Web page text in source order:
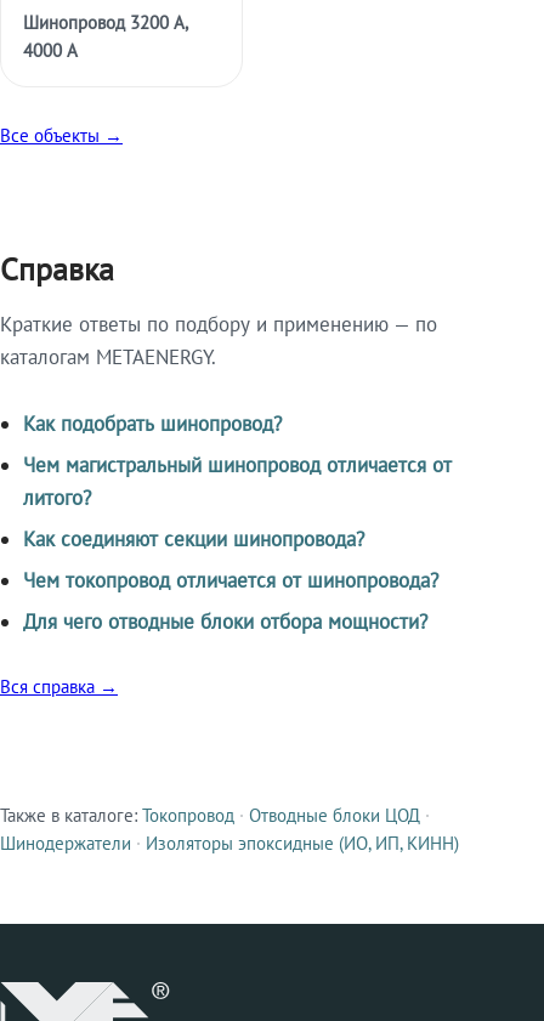
Шинопровод 3200 А,
4000 А
Все объекты →
Справка
Краткие ответы по подбору и применению — по
каталогам METAENERGY.
Как подобрать шинопровод?
Чем магистральный шинопровод отличается от
литого?
Как соединяют секции шинопровода?
Чем токопровод отличается от шинопровода?
Для чего отводные блоки отбора мощности?
Вся справка →
Смежные продукты
Также в каталоге: Токопровод · Отводные блоки ЦОД ·
Шинодержатели · Изоляторы эпоксидные (ИО, ИП, КИНН)